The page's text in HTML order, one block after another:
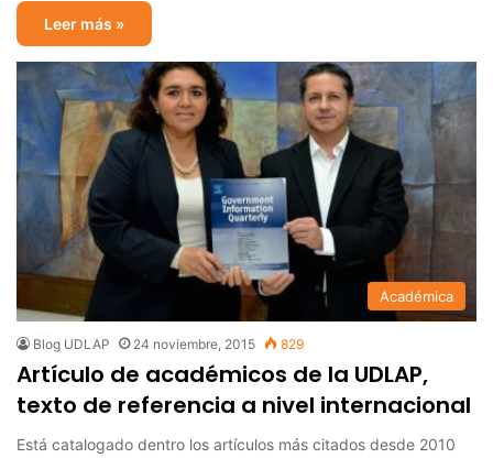
Leer más »
Académica
Blog UDLAP 24 noviembre, 2015 829
Artículo de académicos de la UDLAP,
texto de referencia a nivel internacional
Está catalogado dentro los artículos más citados desde 2010